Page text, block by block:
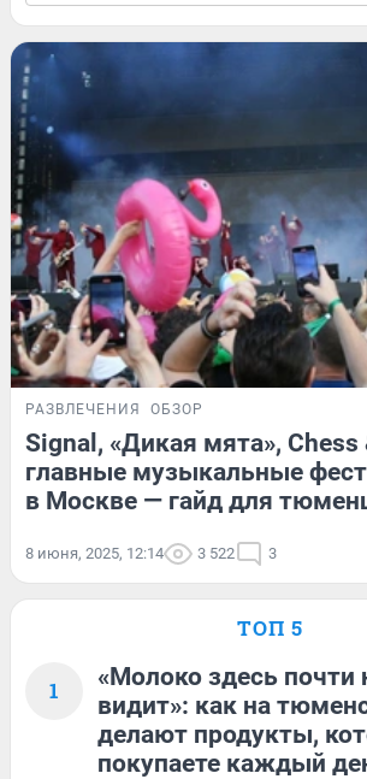
РАЗВЛЕЧЕНИЯ ОБЗОР
Signal, «Дикая мята», Chess
главные музыкальные
в Москве — гайд для
8 июня, 2025, 12:14 3 522 3
ТОП 5
1
«Молоко здесь почти
видит»: как на
делают продукты,
покупаете каждый